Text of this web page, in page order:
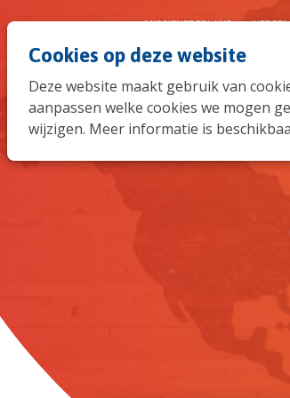
Cookies op deze website
Deze website maakt gebruik van
aanpassen welke cookies we mogen
wijzigen. Meer informatie is
MISSIENEDERLAND